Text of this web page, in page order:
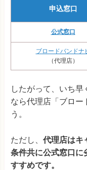
申込窓口
公式窓口
ブロードバンドナ
（代理店）
したがって、いち
なら代理店「ブロー
う。
ただし、 代理店はキ
条件共に公式窓口に
すすめです。